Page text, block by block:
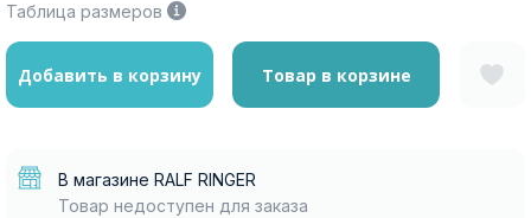
Таблица размеров
Добавить в корзину Товар в корзине
В магазине RALF RINGER
Товар недоступен для заказа